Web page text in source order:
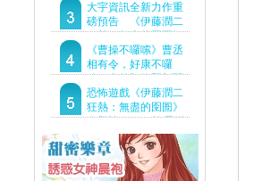
首支預告片及遊戲
Demo重磅釋出
大宇資訊全新力作重
磅預告 《伊藤潤二
狂熱：無盡的囹圄》
驚悚亮相 ！伊藤潤二
恐怖世界首度進軍
Steam
《曹操不囉嗦》曹丞
相有令，好康不囉
嗦！事前預約即刻開
跑！
恐怖遊戲《伊藤潤二
狂熱：無盡的囹圄》
今登陸Steam 詭異洋
樓開啟 同步釋出最新
預告片